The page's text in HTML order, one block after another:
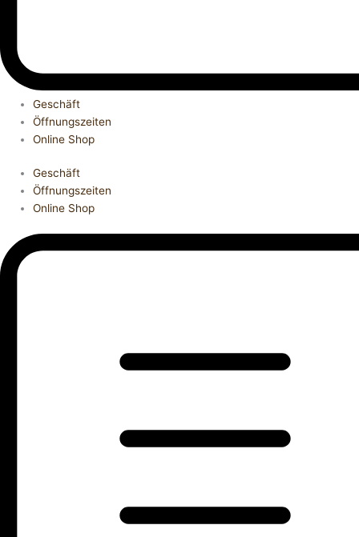
Geschäft
Öffnungszeiten
Online Shop
Geschäft
Öffnungszeiten
Online Shop